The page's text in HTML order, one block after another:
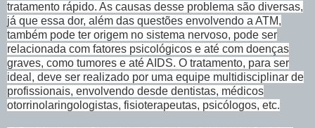
tratamento rápido. As causas desse problema são diversas,
já que essa dor, além das questões envolvendo a ATM,
também pode ter origem no sistema nervoso, pode ser
relacionada com fatores psicológicos e até com doenças
graves, como tumores e até AIDS. O tratamento, para ser
ideal, deve ser realizado por uma equipe multidisciplinar de
profissionais, envolvendo desde dentistas, médicos
otorrinolaringologistas, fisioterapeutas, psicólogos, etc.